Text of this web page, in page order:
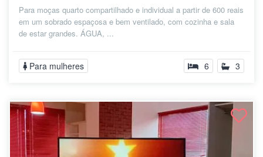
Para moças quarto compartilhado e individual a partir de 600 reais
em um sobrado espaçosa e bem ventilado, com cozinha e sala
de estar grandes. ÁGUA, ...
Para mulheres 6 3